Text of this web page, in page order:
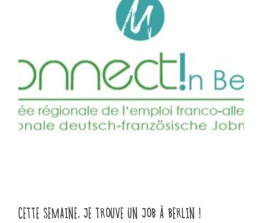
CETTE SEMAINE, JE TROUVE UN JOB À BERLIN !